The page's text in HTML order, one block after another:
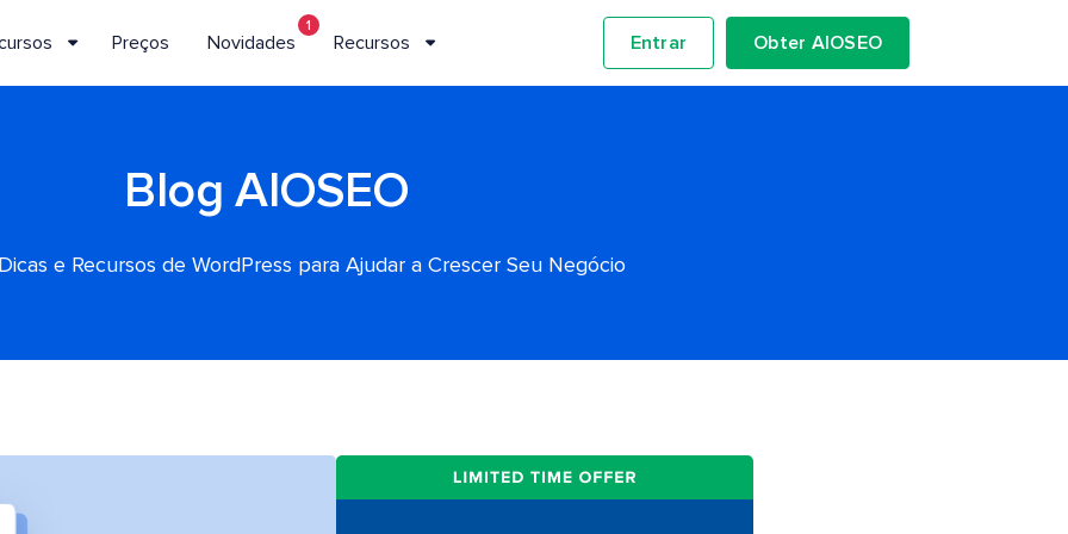
Preços Novidades
1
Recursos Entrar Obter AIOSEO
Blog AIOSEO
e Recursos de WordPress para Ajudar a Crescer Seu Negócio